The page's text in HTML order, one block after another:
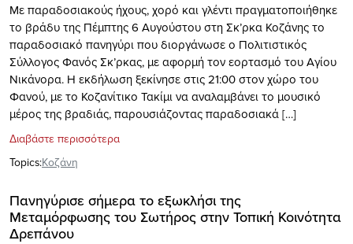
Με παραδοσιακούς ήχους, χορό και γλέντι πραγματοποιήθηκε
το βράδυ της Πέμπτης 6 Αυγούστου στη Σκ’ρκα Κοζάνης το
παραδοσιακό πανηγύρι που διοργάνωσε ο Πολιτιστικός
Σύλλογος Φανός Σκ’ρκας, με αφορμή τον εορτασμό του Αγίου
Νικάνορα. Η εκδήλωση ξεκίνησε στις 21:00 στον χώρο του
Φανού, με το Κοζανίτικο Τακίμι να αναλαμβάνει το μουσικό
μέρος της βραδιάς, παρουσιάζοντας παραδοσιακά […]
Διαβάστε περισσότερα
Topics:Κοζάνη
Πανηγύρισε σήμερα το εξωκλήσι της
Μεταμόρφωσης του Σωτήρος στην Τοπική Κοινότητα
Δρεπάνου